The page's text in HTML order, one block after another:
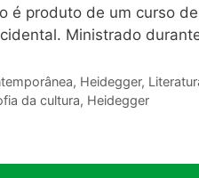
é produto de um curso
Ministrado
, Heidegger,
da cultura, Heidegger